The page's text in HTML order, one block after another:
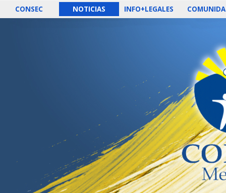
CONSEC NOTICIAS INFO+LEGALES